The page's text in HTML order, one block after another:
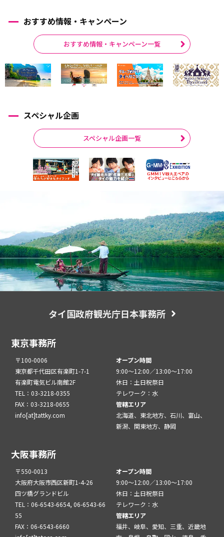
おすすめ情報・キャンペーン
おすすめ情報・キャンペーン一覧
スペシャル企画
スペシャル企画一覧
タイ国政府観光庁日本事務所
東京事務所
〒100-0006
東京都千代田区有楽町1-7-1
有楽町電気ビル南館2F
TEL：03-3218-0355
FAX：03-3218-0655
info[at]tattky.com
オープン時間
9:00～12:00／13:00～17:00
休日：土日祝祭日
テレワーク：水
管轄エリア
北海道、東北地方、石川、富山、
新潟、関東地方、静岡
大阪事務所
〒550-0013
大阪府大阪市西区新町1-4-26
四ツ橋グランドビル
TEL：06-6543-6654, 06-6543-66
55
FAX：06-6543-6660
オープン時間
9:00～12:00／13:00～17:00
休日：土日祝祭日
テレワーク：水
管轄エリア
福井、岐阜、愛知、三重、近畿地